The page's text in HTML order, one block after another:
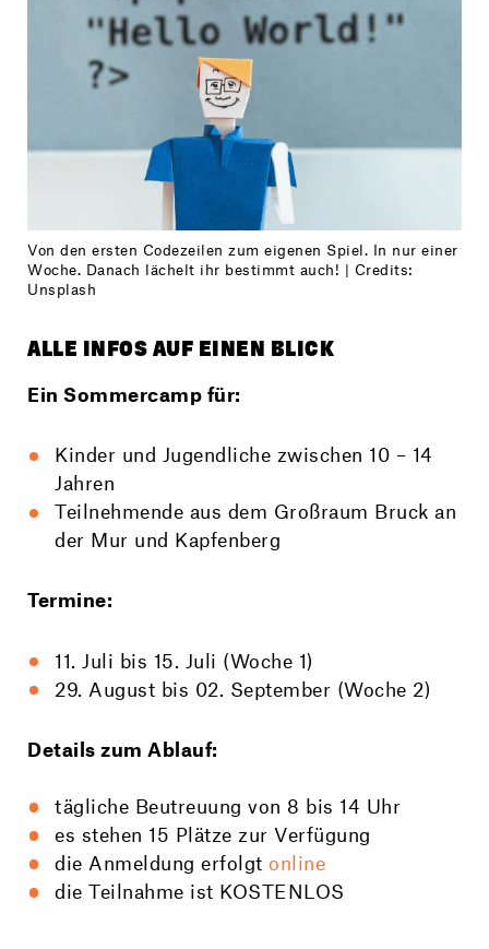
Von den ersten Codezeilen zum eigenen Spiel. In nur einer
Woche. Danach lächelt ihr bestimmt auch! | Credits:
Unsplash
ALLE INFOS AUF EINEN BLICK
Ein Sommercamp für:
Kinder und Jugendliche zwischen 10 – 14
Jahren
Teilnehmende aus dem Großraum Bruck an
der Mur und Kapfenberg
Termine:
11. Juli bis 15. Juli (Woche 1)
29. August bis 02. September (Woche 2)
Details zum Ablauf:
tägliche Beutreuung von 8 bis 14 Uhr
es stehen 15 Plätze zur Verfügung
die Anmeldung erfolgtonline
die Teilnahme ist KOSTENLOS